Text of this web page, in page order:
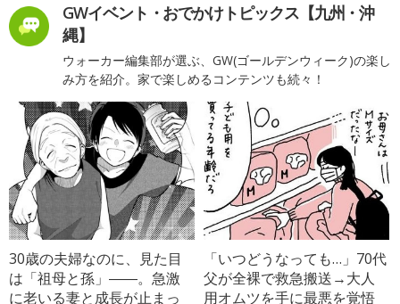
GWイベント・おでかけトピックス【九州・沖
縄】
ウォーカー編集部が選ぶ、GW(ゴールデンウィーク)の楽し
み方を紹介。家で楽しめるコンテンツも続々！
30歳の夫婦なのに、見た目
は「祖母と孫」――。急激
に老いる妻と成長が止まっ
「いつどうなっても…」70代
父が全裸で救急搬送→大人
用オムツを手に最悪を覚悟